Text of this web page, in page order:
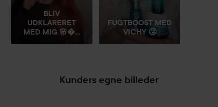
BLIV
UDKLARERET
MED MIG 🌸...
FUGTBOOST MED
VICHY 🤧
Kunders egne billeder